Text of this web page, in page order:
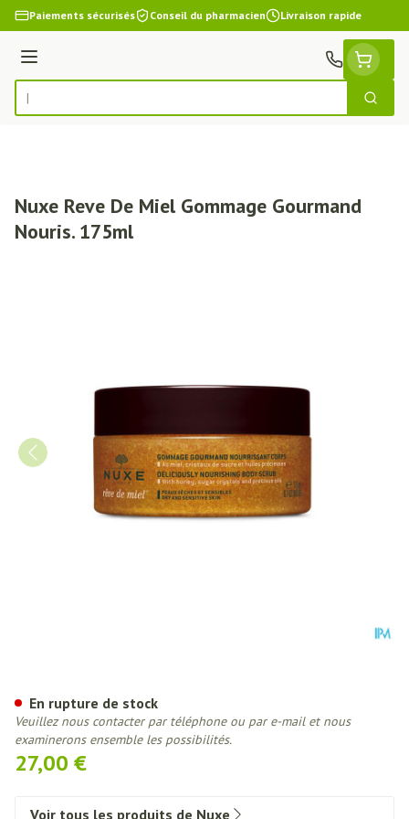
Aller au contenu
Paiements sécurisés Conseil du pharmacien Livraison rapide
Menu
Rechercher
Nuxe Reve De Miel Gommage Gourmand
Nouris. 175ml
27,00 €
En rupture de stock
Veuillez nous contacter par téléphone ou par e-mail et nous
examinerons ensemble les possibilités.
Voir tous les produits de Nuxe